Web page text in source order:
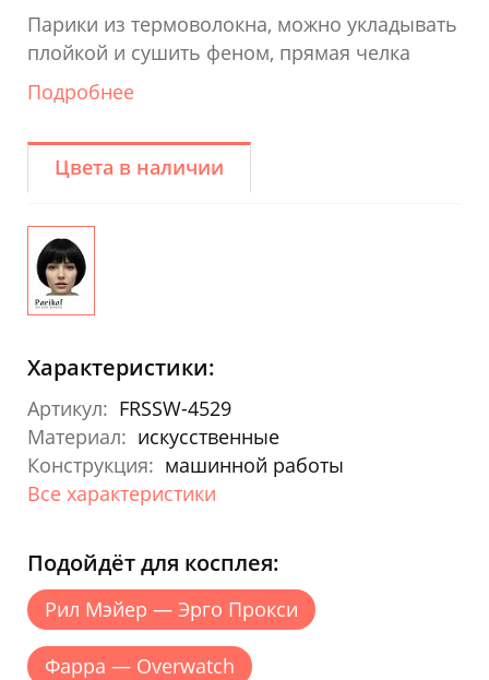
Парики из термоволокна, можно укладывать
плойкой и сушить феном, прямая челка
Подробнее
Цвета в наличии
Характеристики:
Артикул: FRSSW-4529
Материал: искусственные
Конструкция: машинной работы
Все характеристики
Подойдёт для косплея:
Рил Мэйер — Эрго Прокси
Фарра — Overwatch